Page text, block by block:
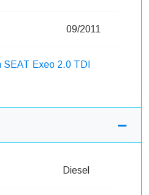
09/2011
SEAT Exeo 2.0 TDI
Diesel